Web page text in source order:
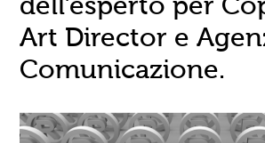
Art Director e
Comunicazione.